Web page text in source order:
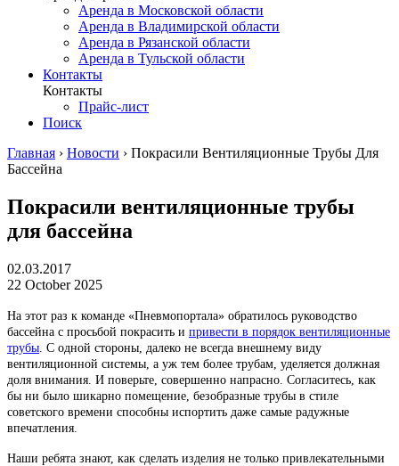
Аренда в Московской области
Аренда в Владимирской области
Аренда в Рязанской области
Аренда в Тульской области
Контакты
Контакты
Прайс-лист
Поиск
Главная › Новости › Покрасили Вентиляционные Трубы Для
Бассейна
Покрасили вентиляционные трубы
для бассейна
02.03.2017
22 October 2025
На этот раз к команде «Пневмопортала» обратилось руководство
бассейна с просьбой покрасить и привести в порядок вентиляционные
трубы . С одной стороны, далеко не всегда внешнему виду
вентиляционной системы, а уж тем более трубам, уделяется должная
доля внимания. И поверьте, совершенно напрасно. Согласитесь, как
бы ни было шикарно помещение, безобразные трубы в стиле
советского времени способны испортить даже самые радужные
впечатления.
Наши ребята знают, как сделать изделия не только привлекательными